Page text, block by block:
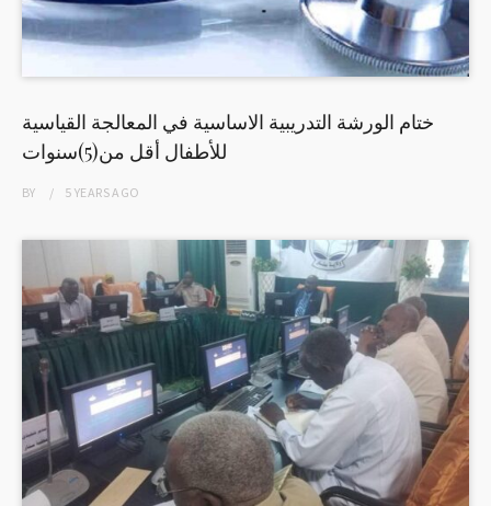
ختام الورشة التدريبية الاساسية في المعالجة القياسية
للأطفال أقل من(5)سنوات
BY 5 YEARSAGO